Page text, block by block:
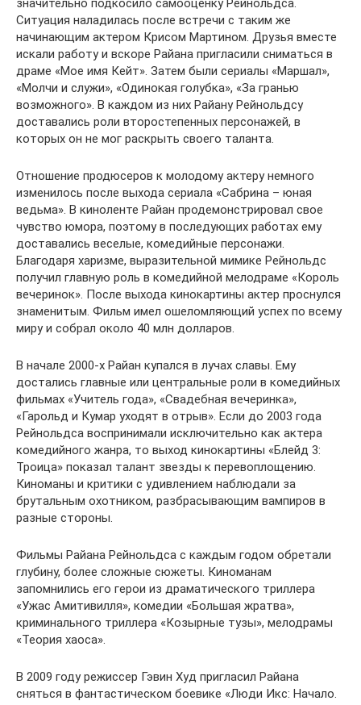
значительно подкосило самооценку Рейнольдса.
Ситуация наладилась после встречи с таким же
начинающим актером Крисом Мартином. Друзья вместе
искали работу и вскоре Райана пригласили сниматься в
драме «Мое имя Кейт». Затем были сериалы «Маршал»,
«Молчи и служи», «Одинокая голубка», «За гранью
возможного». В каждом из них Райану Рейнольдсу
доставались роли второстепенных персонажей, в
которых он не мог раскрыть своего таланта.
Отношение продюсеров к молодому актеру немного
изменилось после выхода сериала «Сабрина – юная
ведьма». В киноленте Райан продемонстрировал свое
чувство юмора, поэтому в последующих работах ему
доставались веселые, комедийные персонажи.
Благодаря харизме, выразительной мимике Рейнольдс
получил главную роль в комедийной мелодраме «Король
вечеринок». После выхода кинокартины актер проснулся
знаменитым. Фильм имел ошеломляющий успех по всему
миру и собрал около 40 млн долларов.
В начале 2000-х Райан купался в лучах славы. Ему
достались главные или центральные роли в комедийных
фильмах «Учитель года», «Свадебная вечеринка»,
«Гарольд и Кумар уходят в отрыв». Если до 2003 года
Рейнольдса воспринимали исключительно как актера
комедийного жанра, то выход кинокартины «Блейд 3:
Троица» показал талант звезды к перевоплощению.
Киноманы и критики с удивлением наблюдали за
брутальным охотником, разбрасывающим вампиров в
разные стороны.
Фильмы Райана Рейнольдса с каждым годом обретали
глубину, более сложные сюжеты. Киноманам
запомнились его герои из драматического триллера
«Ужас Амитивилля», комедии «Большая жратва»,
криминального триллера «Козырные тузы», мелодрамы
«Теория хаоса».
В 2009 году режиссер Гэвин Худ пригласил Райана
сняться в фантастическом боевике «Люди Икс: Начало.